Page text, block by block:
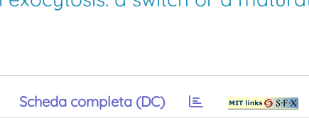
Scheda completa (DC)